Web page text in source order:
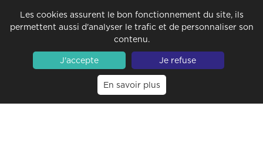
Les cookies assurent le bon fonctionnement du site, ils
permettent aussi d'analyser le trafic et de personnaliser son
contenu.
J'accepte
Je refuse
En savoir plus